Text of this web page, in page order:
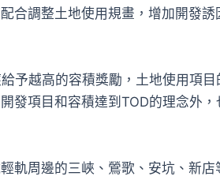
合調整土地使用規畫，增加開發
予越高的容積獎勵，土地使用項
發項目和容積達到TOD的理念外
軌周邊的三峽、鶯歌、安坑、新